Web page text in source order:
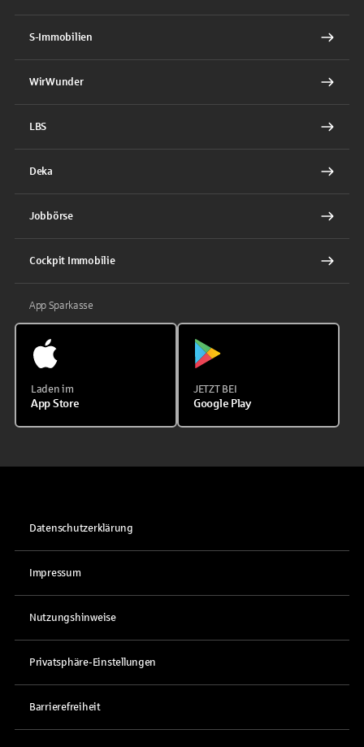
S-Immobilien
WirWunder
LBS
Deka
Jobbörse
Cockpit Immobilie
App Sparkasse
Laden im
App Store
JETZT BEI
Google Play
Datenschutzerklärung
Impressum
Nutzungshinweise
Privatsphäre-Einstellungen
Barrierefreiheit